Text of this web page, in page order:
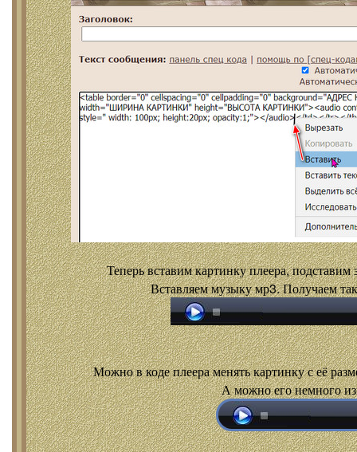
Теперь вставим картинку плеера, подставим
Вставляем музыку мр3. Получаем
Можно в коде плеера менять картинку с её
А можно его немного